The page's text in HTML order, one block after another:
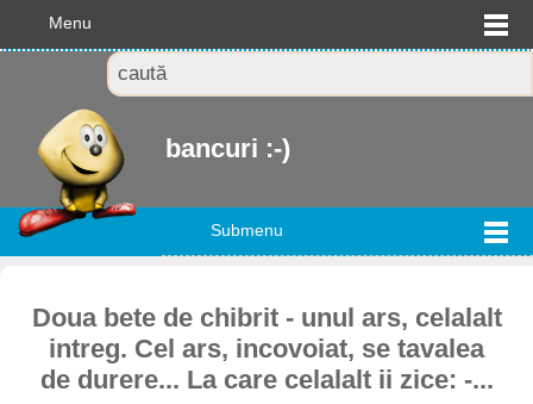
Menu
bancuri :-)
Submenu
Doua bete de chibrit - unul ars, celalalt
intreg. Cel ars, incovoiat, se tavalea
de durere... La care celalalt ii zice: -...